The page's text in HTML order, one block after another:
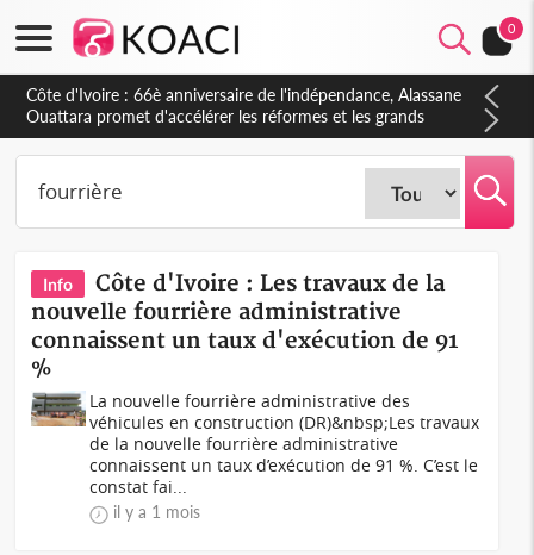
0
Côte d'Ivoire : À Abidjan, Amadou Oury Bah admire le modèle
ivoirien et veut s'en inspirer pour accélérer le développement
de la Guinée
Info
Côte d'Ivoire : Les travaux de la
nouvelle fourrière administrative
connaissent un taux d'exécution de 91
%
La nouvelle fourrière administrative des
véhicules en construction (DR)&nbsp;Les travaux
de la nouvelle fourrière administrative
connaissent un taux d’exécution de 91 %. C’est le
constat fai...
il y a 1 mois